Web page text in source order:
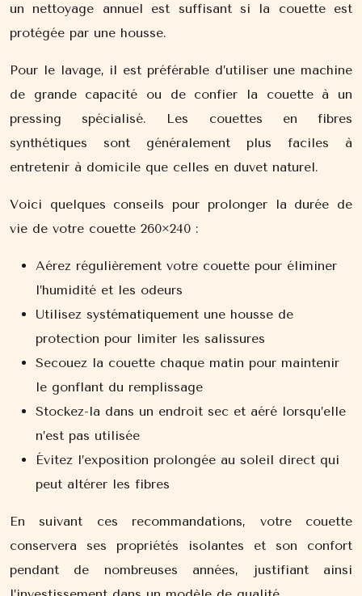
un nettoyage annuel est suffisant si la couette est
protégée par une housse.
Pour le lavage, il est préférable d’utiliser une machine
de grande capacité ou de confier la couette à un
pressing spécialisé. Les couettes en fibres
synthétiques sont généralement plus faciles à
entretenir à domicile que celles en duvet naturel.
Voici quelques conseils pour prolonger la durée de
vie de votre couette 260×240 :
Aérez régulièrement votre couette pour éliminer
l’humidité et les odeurs
Utilisez systématiquement une housse de
protection pour limiter les salissures
Secouez la couette chaque matin pour maintenir
le gonflant du remplissage
Stockez-la dans un endroit sec et aéré lorsqu’elle
n’est pas utilisée
Évitez l’exposition prolongée au soleil direct qui
peut altérer les fibres
En suivant ces recommandations, votre couette
conservera ses propriétés isolantes et son confort
pendant de nombreuses années, justifiant ainsi